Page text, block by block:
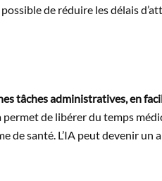
de réduire les délais
tâches administratives, en
permet de libérer du temps
de santé. L’IA peut devenir un